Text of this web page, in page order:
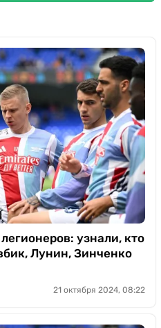
узнали, кто
Лунин, Зинченко
21 октября 2024, 08:22